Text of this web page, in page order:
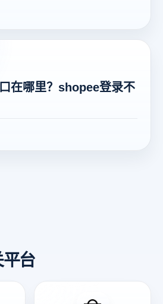
在哪里？shopee登录不
台